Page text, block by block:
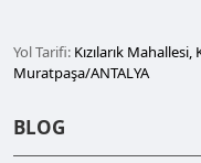
Yol Tarifi: Kızılarık
Muratpaşa/ANTALYA
BLOG